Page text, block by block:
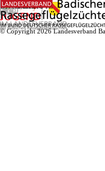
IMPRESSUM
KONTAKT
DATENSCHUTZ
© Copyright 2026 Landesverband